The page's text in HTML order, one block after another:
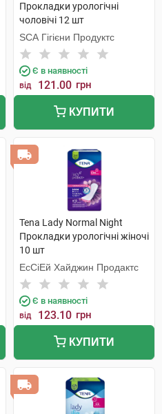
Прокладки урологічні
чоловічі 12 шт
SCA Гігієни Продуктс
Є в наявності
від 121.00 грн
КУПИТИ
Tena Lady Normal Night
Прокладки урологічні жіночі
10 шт
ЕсСіЕй Хайджин Продактс
Є в наявності
від 123.10 грн
КУПИТИ